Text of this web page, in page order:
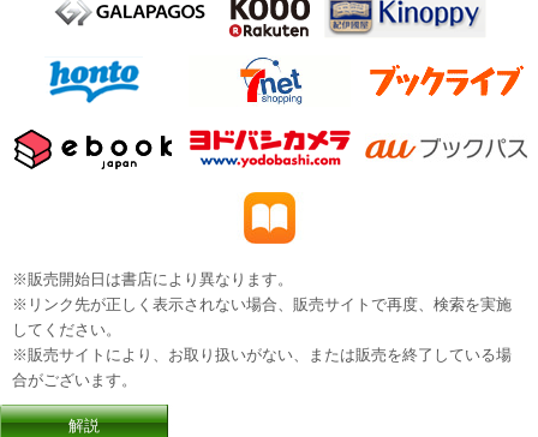
※販売開始日は書店により異なります。
※リンク先が正しく表示されない場合、販売サイトで再度、検索を実施
してください。
※販売サイトにより、お取り扱いがない、または販売を終了している場
合がございます。
解説